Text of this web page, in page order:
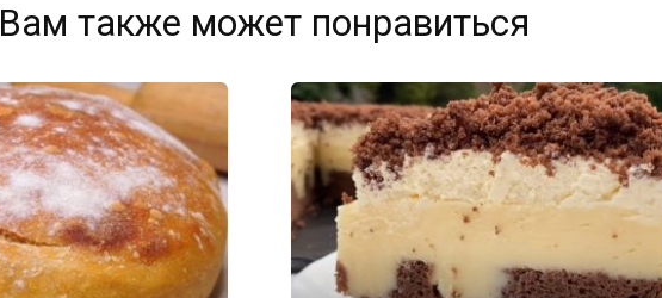
Вам также может понравиться